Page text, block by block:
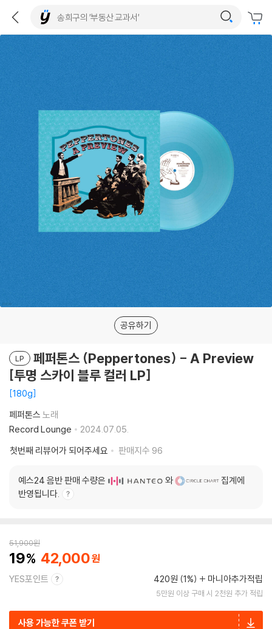
공유하기
LP
페퍼톤스 (Peppertones) - A Preview
[투명 스카이 블루 컬러 LP]
180g
페퍼톤스 노래
Record Lounge
2024.07.05.
첫번째 리뷰어가 되어주세요
판매지수 96
예스24 음반 판매 수량은 와
집계에
반영됩니다.
51,900원
19 42,000
YES포인트 420원 (1%) 마니아추가적립
5만원 이상 구매 시 2천원 추가 적립
사용 가능한 쿠폰 받기